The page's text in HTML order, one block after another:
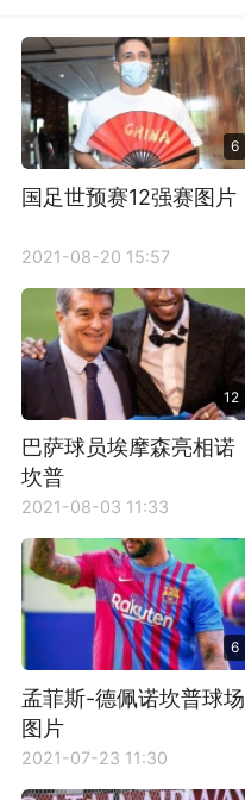
6
国足世预赛12强赛图片
2021-08-20 15:57
12
巴萨球员埃摩森亮相诺
坎普
2021-08-03 11:33
6
孟菲斯-德佩诺坎普球场
图片
2021-07-23 11:30